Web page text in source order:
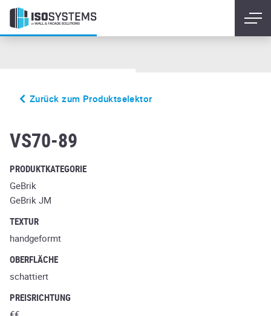
Zurück zum Produktselektor
VS70-89
PRODUKTKATEGORIE
GeBrik
GeBrik JM
TEXTUR
handgeformt
OBERFLÄCHE
schattiert
PREISRICHTUNG